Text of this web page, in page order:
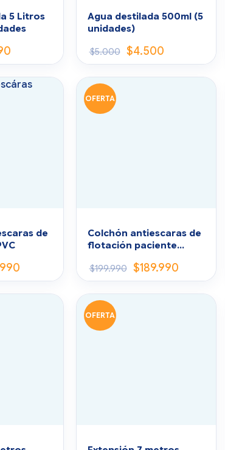
5 Litros
Agua destilada 500ml (5
unidades)
$5.000 $4.500
de
OFERTA
Colchón antiescaras de
flotación paciente
$199.990 $189.990
OFERTA